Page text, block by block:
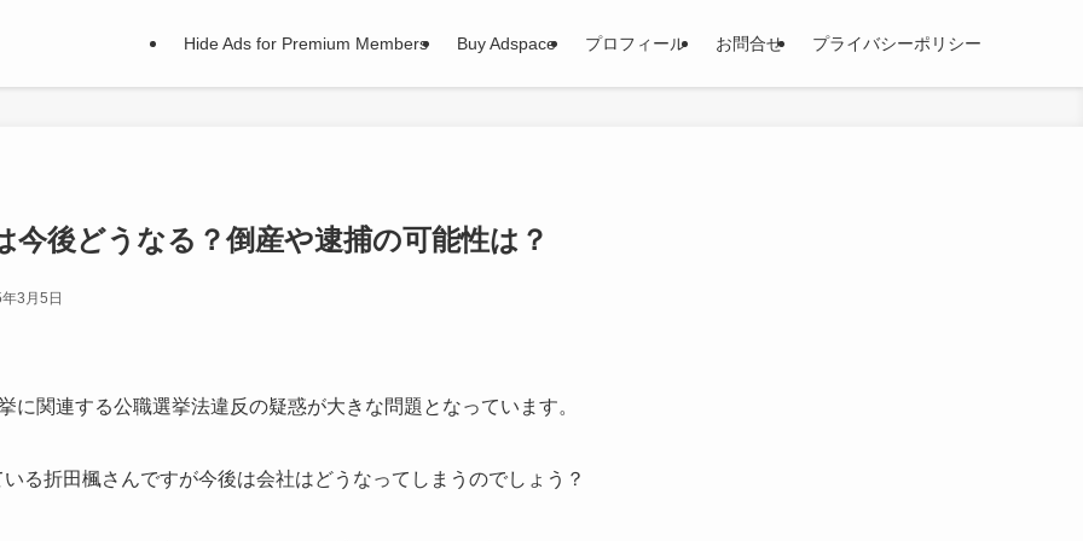
Hide Ads for Premium Members Buy Adspace プロフィール お問合せ プライバシーポリシー
今後どうなる？倒産や逮捕の可能性は？
3月5日
に関連する公職選挙法違反の疑惑が大きな問題となっています。
る折田楓さんですが今後は会社はどうなってしまうのでしょう？